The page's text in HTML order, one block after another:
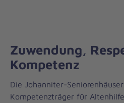
Zuwendung,
Kompetenz
Die Johanniter-
Kompetenzträger für